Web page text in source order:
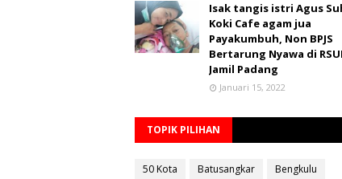
Isak tangis istri Agus
Koki Cafe agam jua
Payakumbuh, Non BPJS
Bertarung Nyawa di
Jamil Padang
Januari 15, 2022
TOPIK PILIHAN
50 Kota Batusangkar Bengkulu